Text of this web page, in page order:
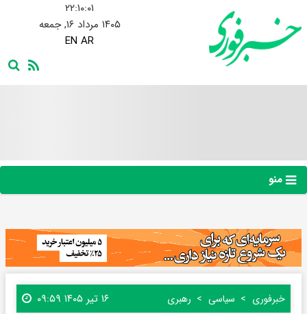
۲۲:۱۰:۰۲
۱۴۰۵ مرداد ۱۶, جمعه
EN AR
منو
خبرفوری سیاسی رهبری ۱۶ تیر ۱۴۰۵ ۰۹:۵۹